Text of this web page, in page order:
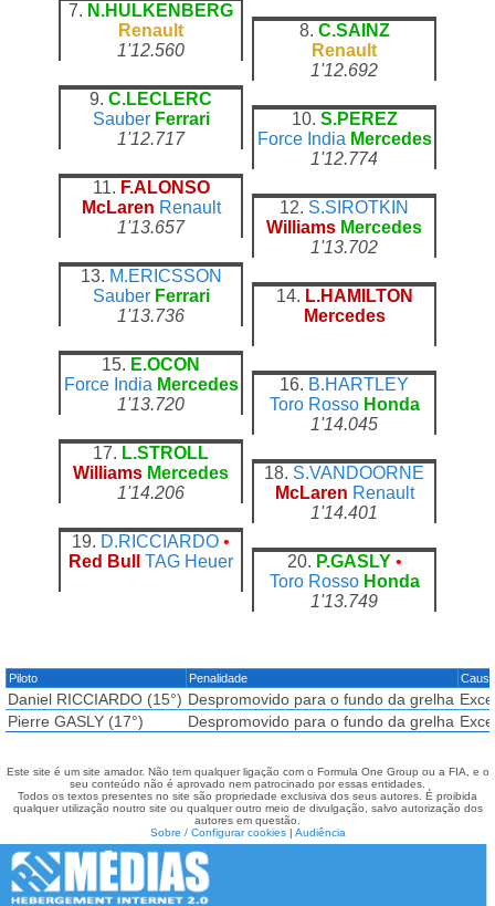
7. N.HULKENBERG
Renault
1'12.560
8. C.SAINZ
Renault
1'12.692
9. C.LECLERC
Sauber Ferrari
1'12.717
10. S.PEREZ
Force India Mercedes
1'12.774
11. F.ALONSO
McLaren Renault
1'13.657
12. S.SIROTKIN
Williams Mercedes
1'13.702
13. M.ERICSSON
Sauber Ferrari
1'13.736
14. L.HAMILTON
Mercedes
15. E.OCON
Force India Mercedes
1'13.720
16. B.HARTLEY
Toro Rosso Honda
1'14.045
17. L.STROLL
Williams Mercedes
1'14.206
18. S.VANDOORNE
McLaren Renault
1'14.401
19. D.RICCIARDO •
Red Bull
TAG Heuer 20. P.GASLY •
Toro Rosso Honda
1'13.749
Piloto Penalidade Causa
Daniel RICCIARDO (15°) Despromovido para o fundo da grelha
Pierre GASLY (17°)
Despromovido para o fundo da grelha
Este site é um site amador. Não tem qualquer ligação com o Formula One Group ou a FIA, e o
seu conteúdo não é aprovado nem patrocinado por essas entidades.
Todos os textos presentes no site são propriedade exclusiva dos seus autores. É proibida
qualquer utilização noutro site ou qualquer outro meio de divulgação, salvo autorização dos
autores em questão.
Sobre / Configurar cookies| Audiência